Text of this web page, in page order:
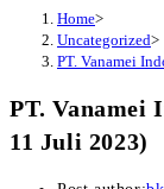
Home>
Uncategorized>
PT. Vanamei
PT. Vanamei
11 Juli 2023)